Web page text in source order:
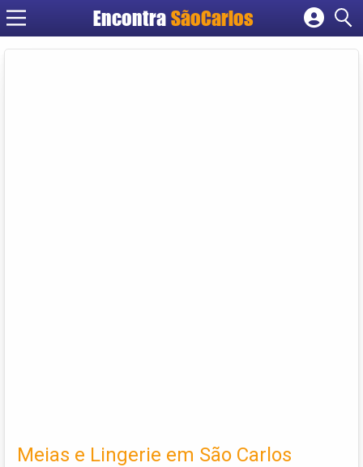
EncontraSãoCarlos
Cadastrar empresa
Meias e Lingerie em São Carlos